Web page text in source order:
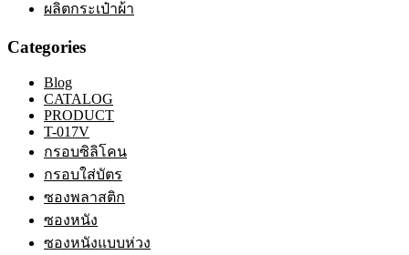
ผลิตกระเป๋าผ้า
Categories
Blog
CATALOG
PRODUCT
T-017V
กรอบซิลิโคน
กรอบใส่บัตร
ซองพลาสติก
ซองหนัง
ซองหนังแบบห่วง